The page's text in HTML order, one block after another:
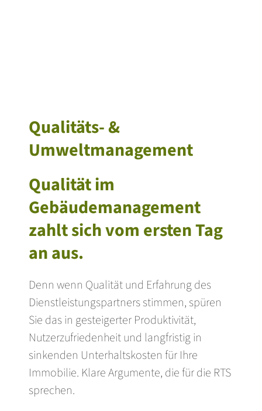
Qualitäts- &
Umweltmanagement
Qualität im
Gebäudemanagement
zahlt sich vom ersten Tag
an aus.
Denn wenn Qualität und Erfahrung des
Dienstleistungspartners stimmen, spüren
Sie das in gesteigerter Produktivität,
Nutzerzufriedenheit und langfristig in
sinkenden Unterhaltskosten für Ihre
Immobilie. Klare Argumente, die für die RTS
sprechen.